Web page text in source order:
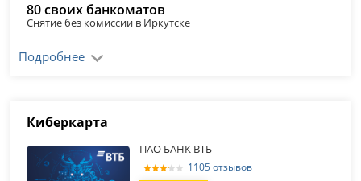
80 своих банкоматов
Снятие без комиссии в Иркутске
Подробнее
Киберкарта
ПАО БАНК ВТБ
1105 отзывов